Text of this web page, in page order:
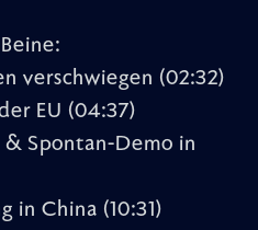
verschwiegen (02:32)
EU (04:37)
& Spontan-Demo in
in China (10:31)